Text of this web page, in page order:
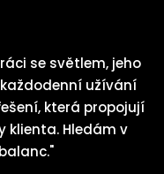
se světlem, jeho
užívání
která propojují
klienta. Hledám v